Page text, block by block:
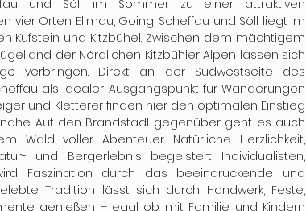
und Söll im Sommer zu einer attraktiven
vier Orten Ellmau, Going, Scheffau und Söll liegt im
Kufstein und Kitzbühel. Zwischen dem mächtigem
der Nördlichen Kitzbühler Alpen lassen sich
verbringen. Direkt an der Südwestseite des
als idealer Ausgangspunkt für Wanderungen
und Kletterer finden hier den optimalen Einstieg
Auf den Brandstadl gegenüber geht es auch
Wald voller Abenteuer. Natürliche Herzlichkeit,
und Bergerlebnis begeistert Individualisten,
Faszination durch das beeindruckende und
Tradition lässt sich durch Handwerk, Feste,
genießen – egal ob mit Familie und Kindern